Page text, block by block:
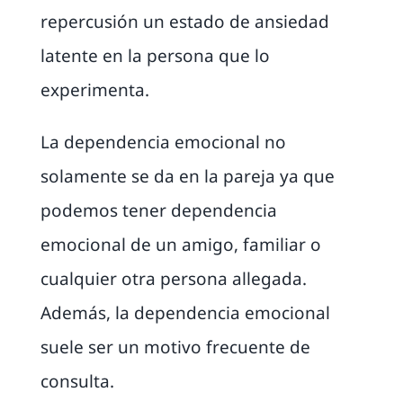
repercusión un estado de ansiedad
latente en la persona que lo
experimenta.
La dependencia emocional no
solamente se da en la pareja ya que
podemos tener dependencia
emocional de un amigo, familiar o
cualquier otra persona allegada.
Además, la dependencia emocional
suele ser un motivo frecuente de
consulta.